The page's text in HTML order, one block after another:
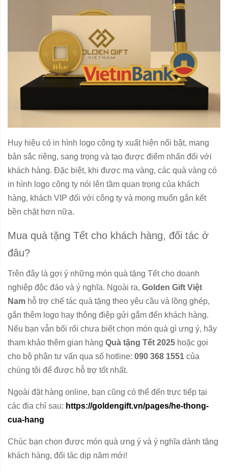
Huy hiệu có in hình logo công ty xuất hiện nổi bật, mang
bản sắc riêng, sang trọng và tạo được điểm nhấn đối với
khách hàng. Đặc biệt, khi được mạ vàng, các quà vàng có
in hình logo công ty nói lên tầm quan trọng của khách
hàng, khách VIP đối với công ty và mong muốn gắn kết
bền chặt hơn nữa.
Mua quà tặng Tết cho khách hàng, đối tác ở
đâu?
Trên đây là gợi ý những món quà tặng Tết cho doanh
nghiệp độc đáo và ý nghĩa. Ngoài ra, Golden Gift Việt
Nam hỗ trợ chế tác quà tặng theo yêu cầu và lồng ghép,
gắn thêm logo hay thông điệp gửi gắm đến khách hàng.
Nếu bạn vẫn bối rối chưa biết chọn món quà gì ưng ý, hãy
tham khảo thêm gian hàng Quà tặng Tết 2025 hoặc gọi
cho bộ phận tư vấn qua số hotline: 090 368 1551 của
chúng tôi để được hỗ trợ tốt nhất.
Ngoài đặt hàng online, bạn cũng có thể đến trực tiếp tại
các địa chỉ sau: https://goldengift.vn/pages/he-thong-
cua-hang
Chúc bạn chọn được món quà ưng ý và ý nghĩa dành tặng
khách hàng, đối tác dịp năm mới!